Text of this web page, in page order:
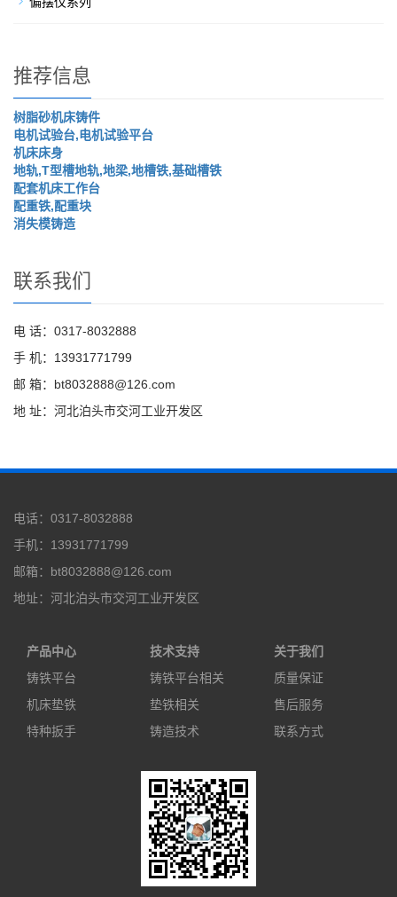
推荐信息
树脂砂机床铸件
电机试验台,电机试验平台
机床床身
地轨,T型槽地轨,地梁,地槽铁,基础槽铁
配套机床工作台
配重铁,配重块
消失模铸造
联系我们
电 话：0317-8032888
手 机：13931771799
邮 箱：bt8032888@126.com
地 址：河北泊头市交河工业开发区
电话：0317-8032888
手机：13931771799
邮箱：bt8032888@126.com
地址：河北泊头市交河工业开发区
产品中心
铸铁平台
机床垫铁
特种扳手
技术支持
铸铁平台相关
垫铁相关
铸造技术
关于我们
质量保证
售后服务
联系方式